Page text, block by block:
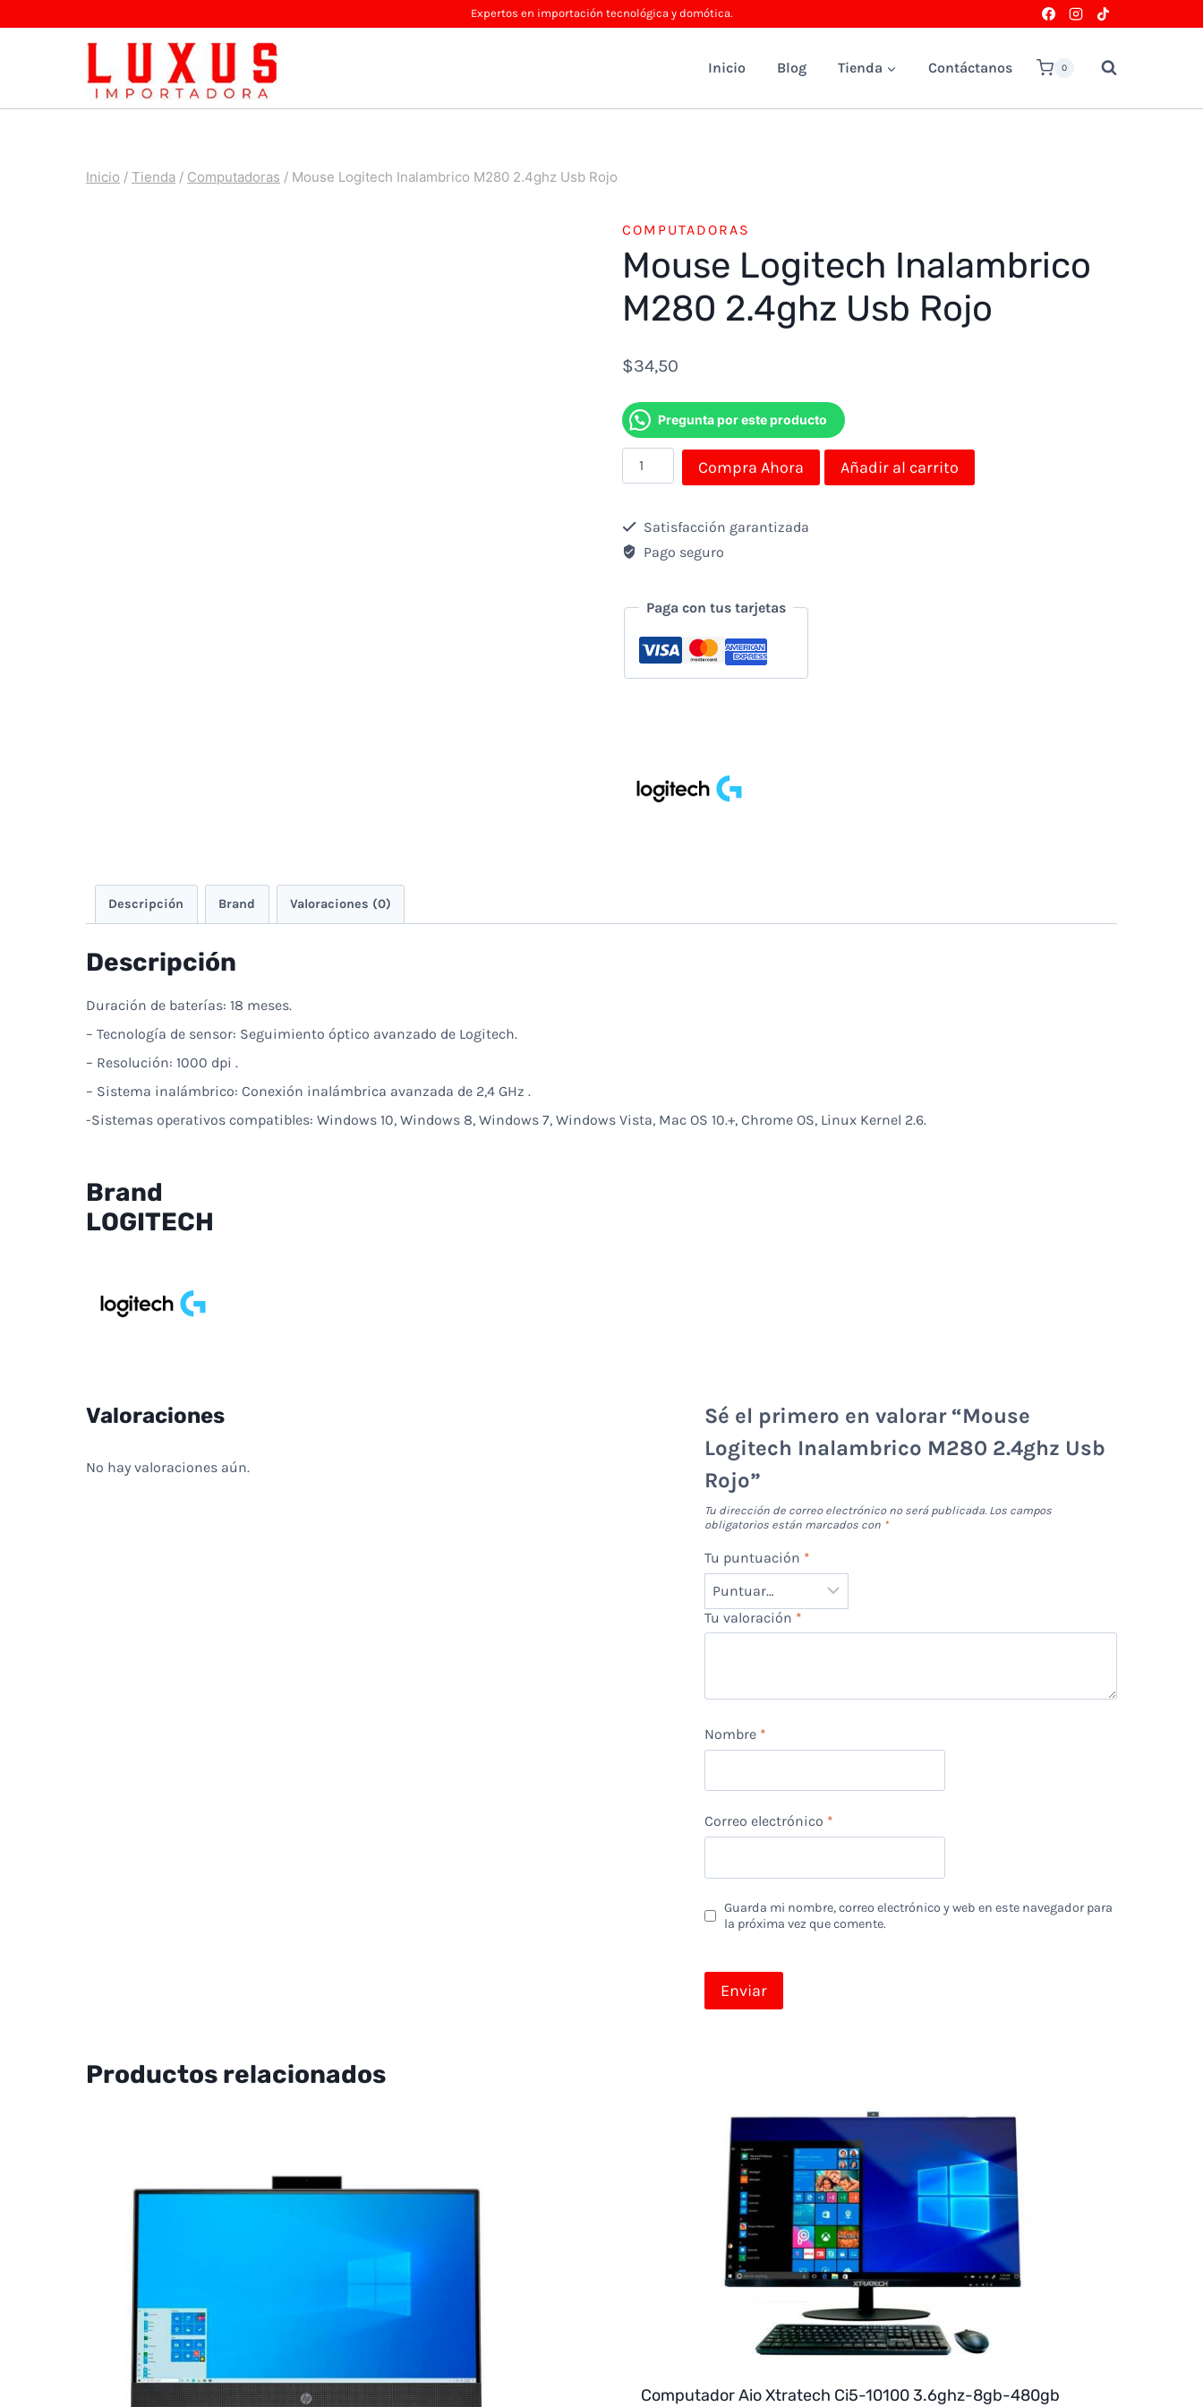
Expertos en importación tecnológica y domótica.
Inicio Blog Tienda Contáctanos 0
Inicio / Tienda / Computadoras / Mouse Logitech Inalambrico M280 2.4ghz Usb Rojo
COMPUTADORAS
Mouse Logitech Inalambrico
M280 2.4ghz Usb Rojo
$34,50
Pregunta por este producto
Mouse
Logitech
Inalambrico
M280
Usb
cantidad
Compra Ahora Añadir al carrito
Satisfacción garantizada
Pago seguro
Paga con tus tarjetas
Descripción Brand Valoraciones (0)
Descripción
Duración de baterías: 18 meses.
– Tecnología de sensor: Seguimiento óptico avanzado de Logitech.
– Resolución: 1000 dpi .
– Sistema inalámbrico: Conexión inalámbrica avanzada de 2,4 GHz .
-Sistemas operativos compatibles: Windows 10, Windows 8, Windows 7, Windows Vista, Mac OS 10.+, Chrome OS, Linux Kernel 2.6.
Brand
LOGITECH
Valoraciones
No hay valoraciones aún.
Sé el primero en valorar “Mouse
Logitech Inalambrico M280 2.4ghz Usb
Rojo”
Tu dirección de correo electrónico no será publicada. Los campos
obligatorios están marcados con *
Tu puntuación *
Tu valoración *
Nombre *
Correo electrónico *
Guarda mi nombre, correo electrónico y web en este navegador para
la próxima vez que comente.
Productos relacionados
Computador Aio Xtratech Ci5-10100 3.6ghz-8gb-480gb